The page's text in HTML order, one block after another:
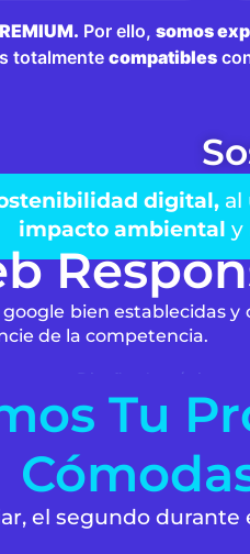
Por ello, somos
totalmente compatibles
digital, al
impacto ambiental y
bien establecidas y
de la competencia.
Tu
el segundo